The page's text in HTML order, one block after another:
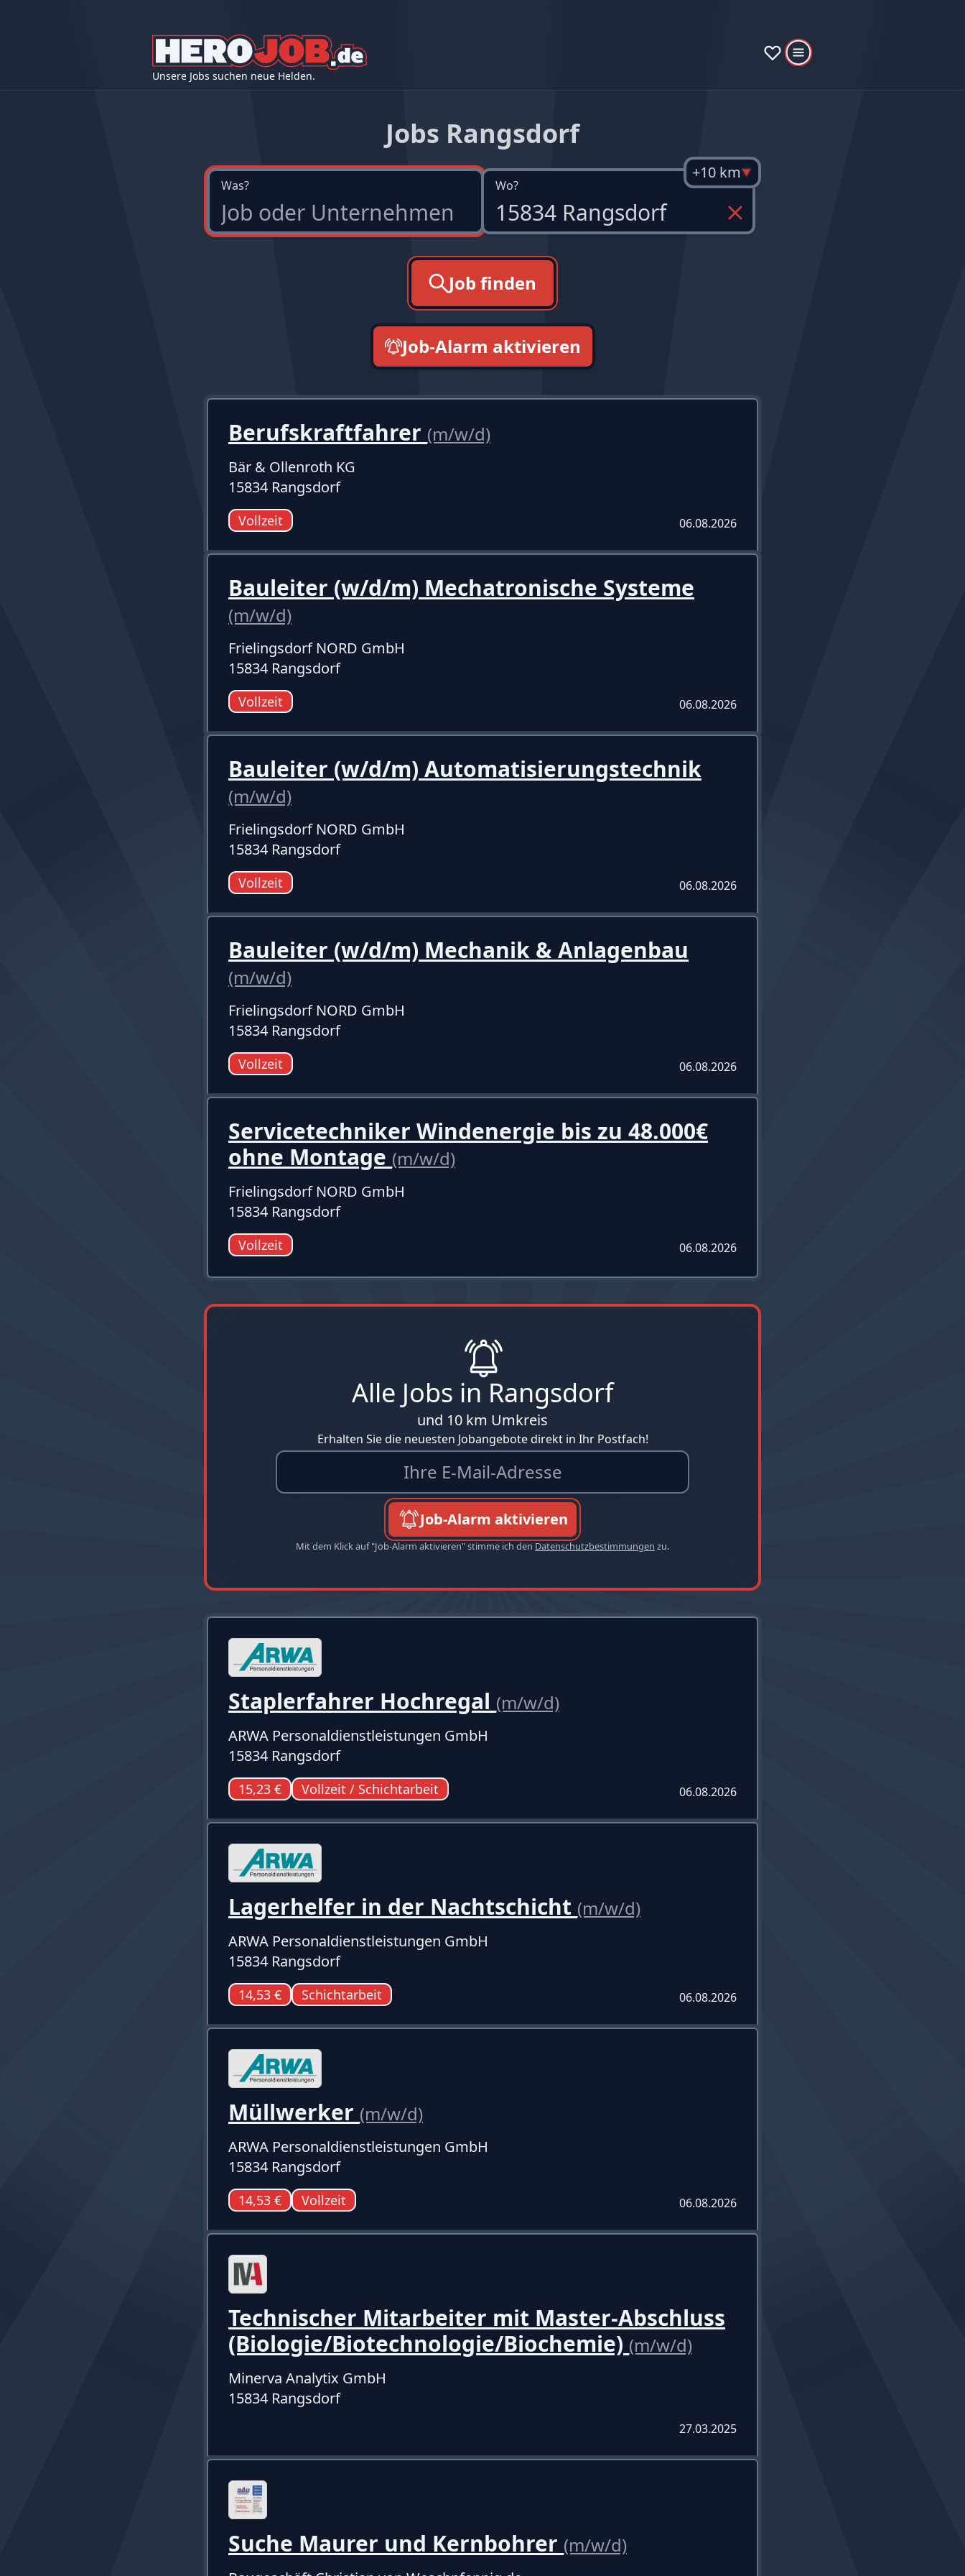
Unsere Jobs suchen neue Helden.
Jobs Rangsdorf
Was? Wo?
+10 km
Job finden
Job-Alarm aktivieren
Berufskraftfahrer (m/w/d)
Bär & Ollenroth KG
15834 Rangsdorf
Vollzeit 06.08.2026
Bauleiter (w/d/m) Mechatronische Systeme
(m/w/d)
Frielingsdorf NORD GmbH
15834 Rangsdorf
Vollzeit 06.08.2026
Bauleiter (w/d/m) Automatisierungstechnik
(m/w/d)
Frielingsdorf NORD GmbH
15834 Rangsdorf
Vollzeit 06.08.2026
Bauleiter (w/d/m) Mechanik & Anlagenbau
(m/w/d)
Frielingsdorf NORD GmbH
15834 Rangsdorf
Vollzeit 06.08.2026
Servicetechniker Windenergie bis zu 48.000€
ohne Montage (m/w/d)
Frielingsdorf NORD GmbH
15834 Rangsdorf
Vollzeit 06.08.2026
Alle Jobs in Rangsdorf
und 10 km Umkreis
Erhalten Sie die neuesten Jobangebote direkt in Ihr Postfach!
Job-Alarm aktivieren
Mit dem Klick auf "Job-Alarm aktivieren" stimme ich den Datenschutzbestimmungen zu.
Staplerfahrer Hochregal (m/w/d)
ARWA Personaldienstleistungen GmbH
15834 Rangsdorf
15,23 € Vollzeit / Schichtarbeit 06.08.2026
Lagerhelfer in der Nachtschicht (m/w/d)
ARWA Personaldienstleistungen GmbH
15834 Rangsdorf
14,53 € Schichtarbeit 06.08.2026
Müllwerker (m/w/d)
ARWA Personaldienstleistungen GmbH
15834 Rangsdorf
14,53 € Vollzeit 06.08.2026
Technischer Mitarbeiter mit Master-Abschluss
(Biologie/Biotechnologie/Biochemie) (m/w/d)
Minerva Analytix GmbH
15834 Rangsdorf
27.03.2025
Suche Maurer und Kernbohrer (m/w/d)